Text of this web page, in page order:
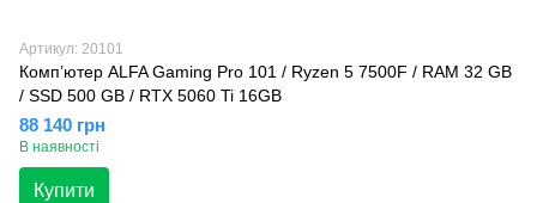
Артикул: 20101
Компʼютер ALFA Gaming Pro 101 / Ryzen 5 7500F / RAM 32 GB
/ SSD 500 GB / RTX 5060 Ti 16GB
88 140 грн
В наявності
Купити